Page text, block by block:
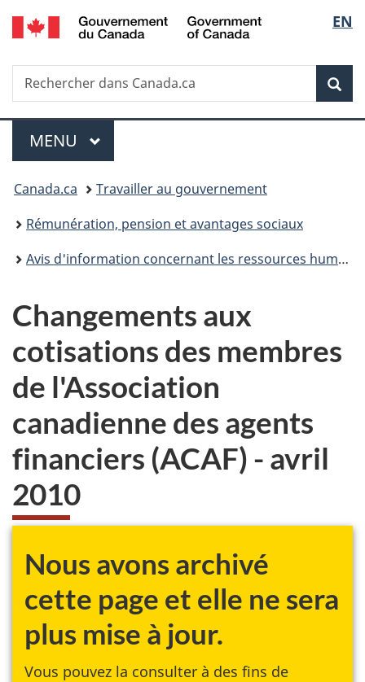
Passer
au
principal
Passer
à
Au
du
Passer
à
version
simplifiée
de
la
EN
Recherche
Rechercher
dans
Menu
MENU PRINCIPAL
Vous
êtes
ici :
Canada.ca
Travailler au gouvernement
Rémunération, pension et avantages sociaux
Avis d'information concernant les ressources humaines
Changements aux
cotisations des membres
de l'Association
canadienne des agents
financiers (ACAF) - avril
2010
Nous avons archivé
cette page et elle ne sera
plus mise à jour.
Vous pouvez la consulter à des fins de